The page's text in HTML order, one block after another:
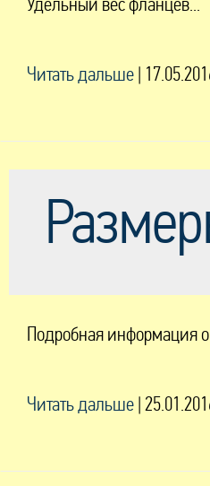
Удельный вес фланцев...
Читать дальше |
Подробная информация
Читать дальше |